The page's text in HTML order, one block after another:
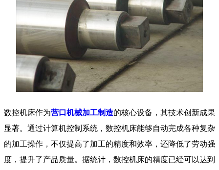
数控机床作为营口机械加工制造的核心设备，其技术创新成果
显著。通过计算机控制系统，数控机床能够自动完成各种复杂
的加工操作，不仅提高了加工的精度和效率，还降低了劳动强
度，提升了产品质量。据统计，数控机床的精度已经可以达到